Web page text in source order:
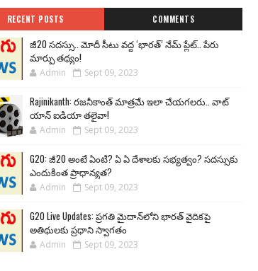
RECENT POSTS COMMENTS
జీ20 సదస్సు.. మోదీ సీటు వద్ద ‘భారత్’ నేమ్ ప్లేట్‌.. పేరు
మార్పు తథ్యం!
Admin Sept 09, 2023
Rajinikanth: రజనీకాంత్ మాత్రమే ఇలా చేయగలరు.. వాట్
యాన్ ఐడియా తలైవా!
Admin Sept 09, 2023
G20: జీ20 అంటే ఏంటి? ఏ ఏ దేశాలకు సభ్యత్వం? సదస్సుకు
ఎందుకింత ప్రాధాన్యత?
Admin Sept 09, 2023
G20 Live Updates: ప్రగతి మైదాన్‌లోని భారత్ వైదికపై
అతిథులకు ప్రధాని స్వాగతం
Admin Sept 09, 2023